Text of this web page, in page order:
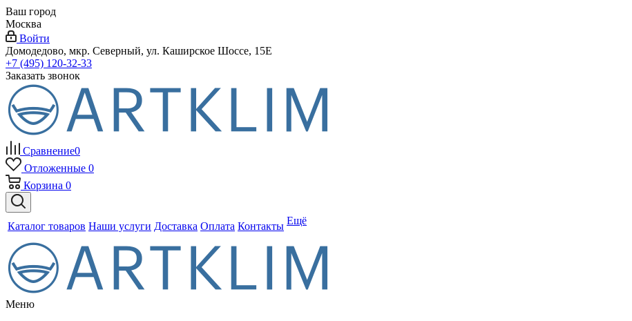
Ваш город
Москва
Войти
Домодедово, мкр. Северный, ул. Каширское Шоссе, 15Е
+7 (495) 120-32-33
Заказать звонок
Сравнение0
Отложенные 0
Корзина 0
Каталог товаров Наши услуги Доставка Оплата Контакты Ещё
Меню